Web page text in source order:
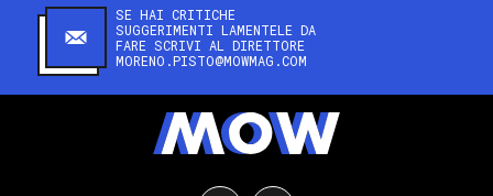
SE HAI CRITICHE
SUGGERIMENTI LAMENTELE DA
FARE SCRIVI AL DIRETTORE
MORENO.PISTO@MOWMAG.COM